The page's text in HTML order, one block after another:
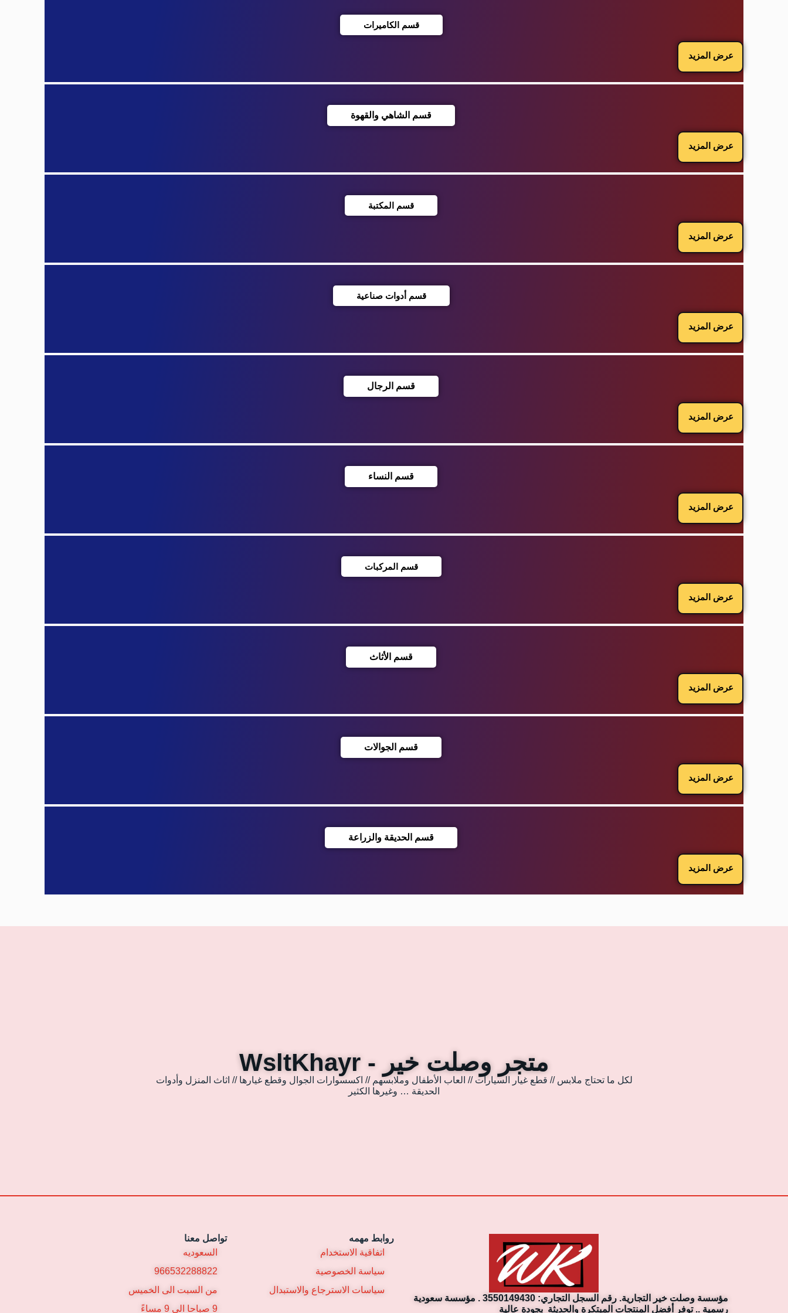
قسم الكاميرات
عرض المزيد
قسم الشاهي والقهوة
عرض المزيد
قسم المكتبة
عرض المزيد
قسم أدوات صناعية
عرض المزيد
قسم الرجال
عرض المزيد
قسم النساء
عرض المزيد
قسم المركبات
عرض المزيد
قسم الأثاث
عرض المزيد
قسم الجوالات
عرض المزيد
قسم الحديقة والزراعة
عرض المزيد
متجر وصلت خير - WsltKhayr
لكل ما تحتاج ملابس // قطع غيار السيارات // العاب الأطفال وملابسهم // اكسسوارات الجوال وقطع غيارها // اثاث المنزل وأدوات
الحديقة … وغيرها الكثير
مؤسسة وصلت خير التجارية. رقم السجل التجاري: 3550149430 . مؤسسة سعودية
رسمية .. توفر أفضل المنتجات المبتكرة والحديثة بجودة عالية
روابط مهمه
اتفاقية الاستخدام
سياسة الخصوصية
سياسات الاسترجاع والاستبدال
تواصل معنا
السعوديه
966532288822
من السبت الى الخميس
9 صباحا الى 9 مساءً